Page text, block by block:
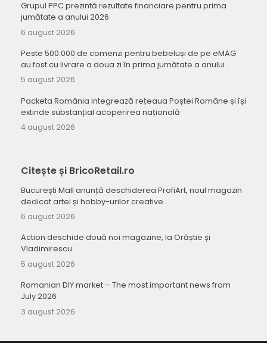
Grupul PPC prezintă rezultate financiare pentru prima
jumătate a anului 2026
6 august 2026
Peste 500.000 de comenzi pentru bebeluși de pe eMAG
au fost cu livrare a doua zi în prima jumătate a anului
5 august 2026
Packeta România integrează rețeaua Poștei Române și își
extinde substanțial acoperirea națională
4 august 2026
Citește și BricoRetail.ro
București Mall anunță deschiderea ProfiArt, noul magazin
dedicat artei și hobby-urilor creative
6 august 2026
Action deschide două noi magazine, la Orăștie și
Vladimirescu
5 august 2026
Romanian DIY market – The most important news from
July 2026
3 august 2026